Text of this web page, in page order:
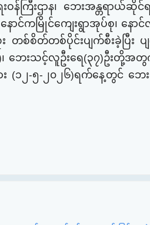
ကြီးဌာန၊ ဘေးအန္တရာယ်ဆိုင်ရ
ာင်ကမြိုင်ကျေးရွာအုပ်စု၊ နော
စ်စိတ်တစ်ပိုင်းပျက်စီးခဲ့ပြီး
ဘေးသင့်လူဦးရေ(၃၇)ဦးတို့အတွ
ား (၁၂-၅-၂၀၂၆)ရက်နေ့တွင် ဘ